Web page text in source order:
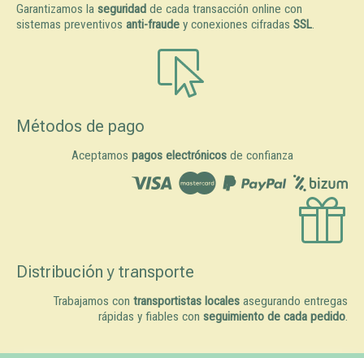
Garantizamos la seguridad de cada transacción online con
sistemas preventivos anti-fraude y conexiones cifradas SSL
Métodos de pago
Aceptamos pagos electrónicosde confianza
Distribución y transporte
Trabajamos con transportistas locales asegurando entregas
rápidas y fiables con seguimiento de cada pedido